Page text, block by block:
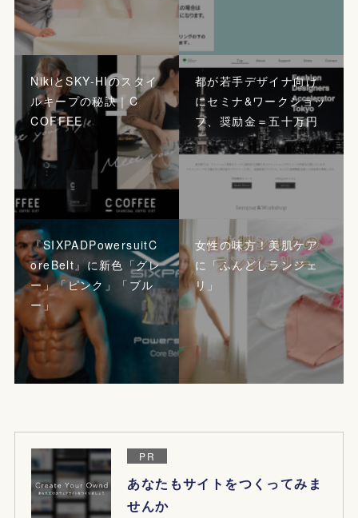
NikiとSKY-HIのスタイ
ルキープの秘訣｜C
COFFEE
都が若手デザイナ向け
にセミナ&ワークショッ
プ、奨励金＝五十万円
『SIXPADPowersuitC
oreBelt』に新色「グレ
ー」「ピンク」「ブル
ー」
女性の味方！美肌ケア
に「ふんどしランジェ
リ」
PR
あなたもサイトをつくってみま
せんか